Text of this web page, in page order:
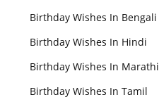
Birthday Wishes In Bengali
Birthday Wishes In Hindi
Birthday Wishes In Marathi
Birthday Wishes In Tamil